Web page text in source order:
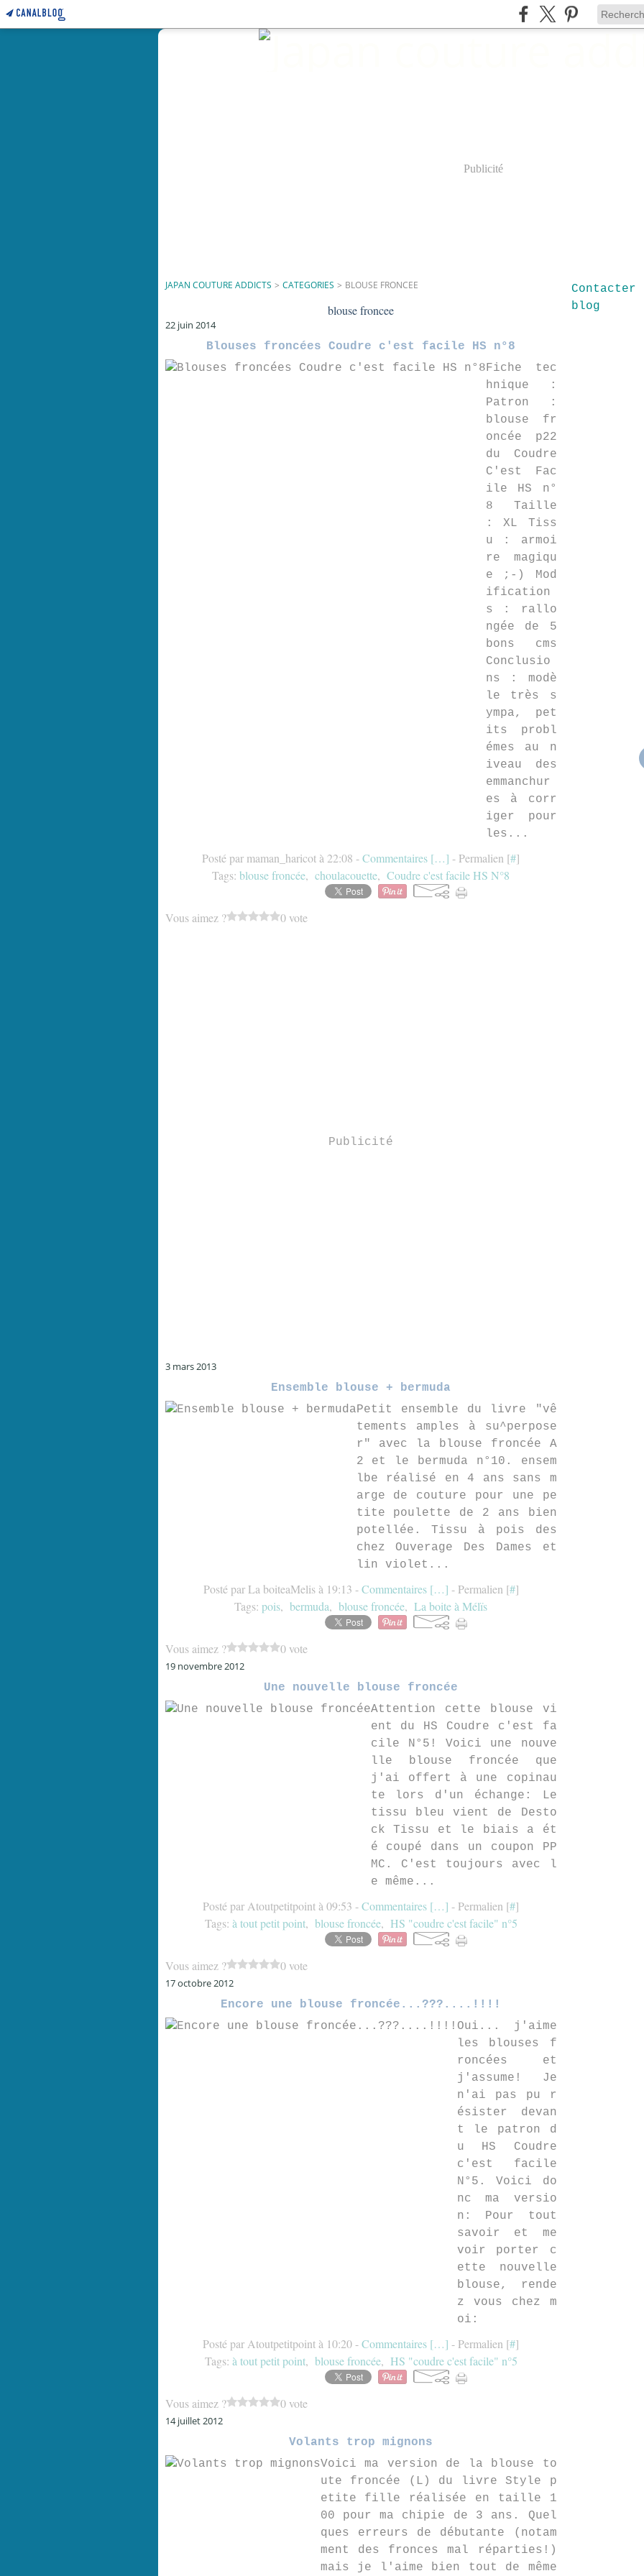
Publicité
JAPAN COUTURE ADDICTS > CATEGORIES > BLOUSE FRONCEE
blouse froncee
22 juin 2014
Blouses froncées Coudre c'est facile HS n°8
Fiche tec
hnique :
Patron :
blouse fr
oncée p22
du Coudre
C'est Fac
ile HS n°
8 Taille
: XL Tiss
u : armoi
re magiqu
e ;-) Mod
ification
s : rallo
ngée de 5
bons cms
Conclusio
ns : modè
le très s
ympa, pet
its probl
émes au n
iveau des
emmanchur
es à corr
iger pour
les...
Posté par maman_haricot à 22:08 -Commentaires […] - Permalien [#]
Tags: blouse froncée, choulacouette, Coudre c'est facile HS N°8
Vous aimez ? 0 vote
Publicité
3 mars 2013
Ensemble blouse + bermuda
Petit ensemble du livre "vê
tements amples à su^perpose
r" avec la blouse froncée A
2 et le bermuda n°10. ensem
lbe réalisé en 4 ans sans m
arge de couture pour une pe
tite poulette de 2 ans bien
potellée. Tissu à pois des
chez Ouverage Des Dames et
lin violet...
Posté par La boiteaMelis à 19:13 -Commentaires […] - Permalien [#]
Tags: pois, bermuda, blouse froncée, La boite à Mélïs
Vous aimez ? 0 vote
19 novembre 2012
Une nouvelle blouse froncée
Attention cette blouse vi
ent du HS Coudre c'est fa
cile N°5! Voici une nouve
lle blouse froncée que
j'ai offert à une copinau
te lors d'un échange: Le
tissu bleu vient de Desto
ck Tissu et le biais a ét
é coupé dans un coupon PP
MC. C'est toujours avec l
e même...
Posté par Atoutpetitpoint à 09:53 -Commentaires […] - Permalien [#]
Tags: à tout petit point, blouse froncée, HS "coudre c'est facile" n°5
Vous aimez ? 0 vote
17 octobre 2012
Encore une blouse froncée...???....!!!!
Oui... j'aime
les blouses f
roncées et
j'assume! Je
n'ai pas pu r
ésister devan
t le patron d
u HS Coudre
c'est facile
N°5. Voici do
nc ma versio
n: Pour tout
savoir et me
voir porter c
ette nouvelle
blouse, rende
z vous chez m
oi:
Posté par Atoutpetitpoint à 10:20 -Commentaires […] - Permalien [#]
Tags: à tout petit point, blouse froncée, HS "coudre c'est facile" n°5
Vous aimez ? 0 vote
14 juillet 2012
Volants trop mignons
Voici ma version de la blouse to
ute froncée (L) du livre Style p
etite fille réalisée en taille 1
00 pour ma chipie de 3 ans. Quel
ques erreurs de débutante (notam
ment des fronces mal réparties!)
mais je l'aime bien tout de même
blog